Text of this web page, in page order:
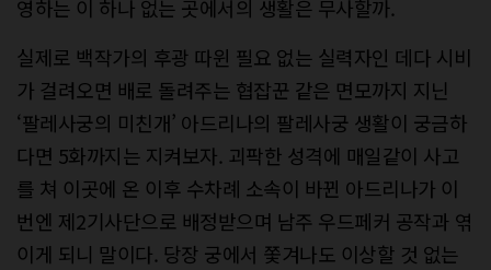
영하는 이 하나 없는 곳에서의 생활은 무사할까.
실제로 백작가의 후광 따윈 필요 없는 실력자인 데다 시비
가 걸려오면 배로 돌려주는 협잡꾼 같은 면모까지 지닌
‘팔레사궁의 미친개’ 아드리나의 팔레사궁 생활이 궁금하
다면 5화까지는 지켜보자. 괴팍한 성격에 매일같이 사고
를 쳐 이곳에 온 이후 수차례 소속이 바뀐 아드리나가 이
번엔 제2기사단으로 배정받으며 남주 우드페커 공작과 엮
이게 되니 말이다. 당장 궁에서 쫓겨나도 이상할 것 없는